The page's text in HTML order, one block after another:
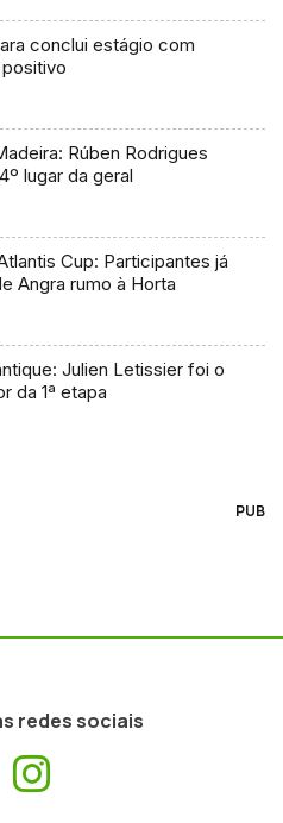
conclui estágio com
Rúben Rodrigues
lugar da geral
Cup: Participantes já
Angra rumo à Horta
Julien Letissier foi o
da 1ª etapa
PUB
redes sociais
Facebook